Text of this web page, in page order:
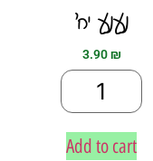
נענע יח׳
3.90₪
Add to cart